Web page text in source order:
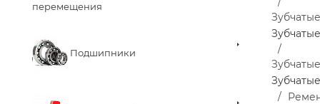
перемещения
Подшипники